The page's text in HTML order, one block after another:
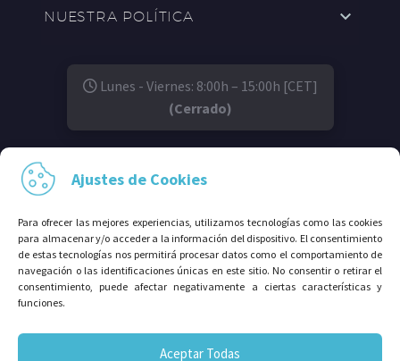
Ajustes de Cookies
Para ofrecer las mejores experiencias, utilizamos tecnologías como las cookies
para almacenar y/o acceder a la información del dispositivo. El consentimiento
de estas tecnologías nos permitirá procesar datos como el comportamiento de
navegación o las identificaciones únicas en este sitio. No consentir o retirar el
consentimiento, puede afectar negativamente a ciertas características y
funciones.
Aceptar Todas
NUESTRA POLÍTICA
Lunes - Viernes: 8:00h – 15:00h [CET]
(Cerrado)
© 2026⠀Grupo Avalco®. Todos los derechos